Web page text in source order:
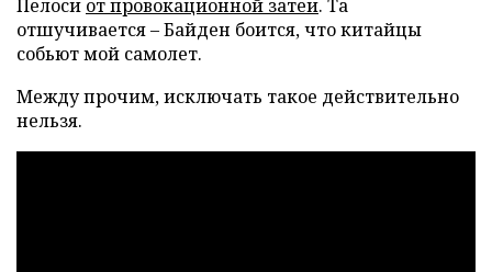
Пелоси от провокационной затеи. Та
отшучивается – Байден боится, что китайцы
собьют мой самолет.
Между прочим, исключать такое действительно
нельзя.